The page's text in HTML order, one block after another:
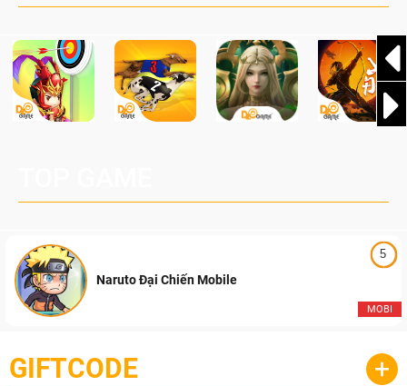
5
MOBI
Naruto Đại Chiến Mobile
GIFTCODE +